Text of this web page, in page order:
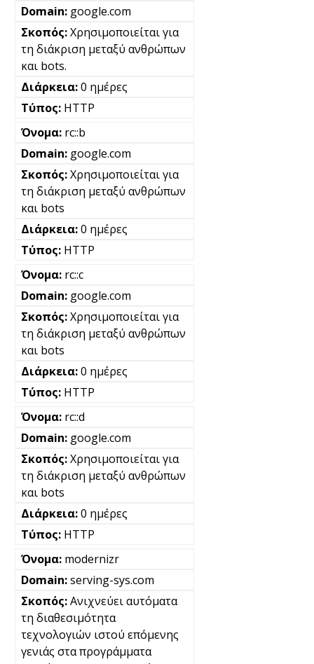
google.com
Χρησιμοποιείται για
τη διάκριση μεταξύ ανθρώπων
και bots.
0 ημέρες
HTTP
rc::b
google.com
Χρησιμοποιείται για
τη διάκριση μεταξύ ανθρώπων
και bots
0 ημέρες
HTTP
rc::c
google.com
Χρησιμοποιείται για
τη διάκριση μεταξύ ανθρώπων
και bots
0 ημέρες
HTTP
rc::d
google.com
Χρησιμοποιείται για
τη διάκριση μεταξύ ανθρώπων
και bots
0 ημέρες
HTTP
modernizr
serving-sys.com
Ανιχνεύει αυτόματα
τη διαθεσιμότητα
τεχνολογιών ιστού επόμενης
γενιάς στα προγράμματα